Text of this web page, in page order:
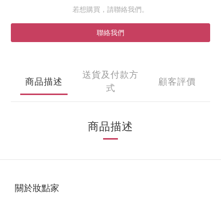
若想購買，請聯絡我們。
聯絡我們
商品描述
送貨及付款方
式
顧客評價
商品描述
關於妝點家